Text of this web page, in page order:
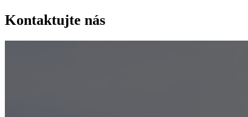
Kontaktujte nás